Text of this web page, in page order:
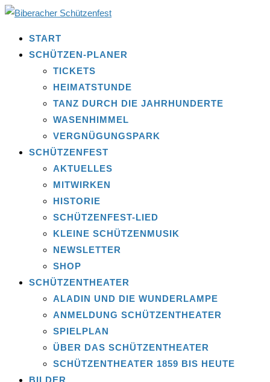
START
SCHÜTZEN-PLANER
TICKETS
HEIMATSTUNDE
TANZ DURCH DIE JAHRHUNDERTE
WASENHIMMEL
VERGNÜGUNGSPARK
SCHÜTZENFEST
AKTUELLES
MITWIRKEN
HISTORIE
SCHÜTZENFEST-LIED
KLEINE SCHÜTZENMUSIK
NEWSLETTER
SHOP
SCHÜTZENTHEATER
ALADIN UND DIE WUNDERLAMPE
ANMELDUNG SCHÜTZENTHEATER
SPIELPLAN
ÜBER DAS SCHÜTZENTHEATER
SCHÜTZENTHEATER 1859 BIS HEUTE
BILDER